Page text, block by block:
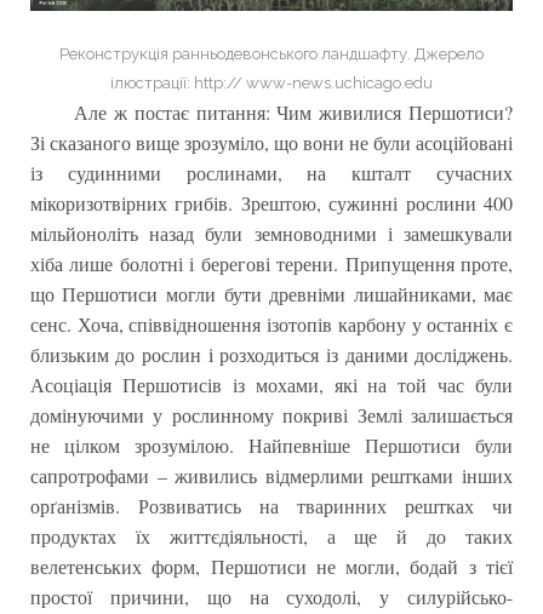
Реконструкція ранньодевонського ландшафту. Джерело
ілюстрації: http:// www-news.uchicago.edu
Але ж постає питання: Чим живилися Першотиси?
Зі сказаного вище зрозуміло, що вони не були асоційовані
із судинними рослинами, на кшталт сучасних
мікоризотвірних грибів. Зрештою, сужинні рослини 400
мільйоноліть назад були земноводними і замешкували
хіба лише болотні і берегові терени. Припущення проте,
що Першотиси могли бути древніми лишайниками, має
сенс. Хоча, співвідношення ізотопів карбону у останніх є
близьким до рослин і розходиться із даними досліджень.
Асоціація Першотисів із мохами, які на той час були
домінуючими у рослинному покриві Землі залишається
не цілком зрозумілою. Найпевніше Першотиси були
сапротрофами – живились відмерлими рештками інших
орґанізмів. Розвиватись на тваринних рештках чи
продуктах їх життєдіяльності, а ще й до таких
велетенських форм, Першотиси не могли, бодай з тієї
простої причини, що на суходолі, у силурійсько-